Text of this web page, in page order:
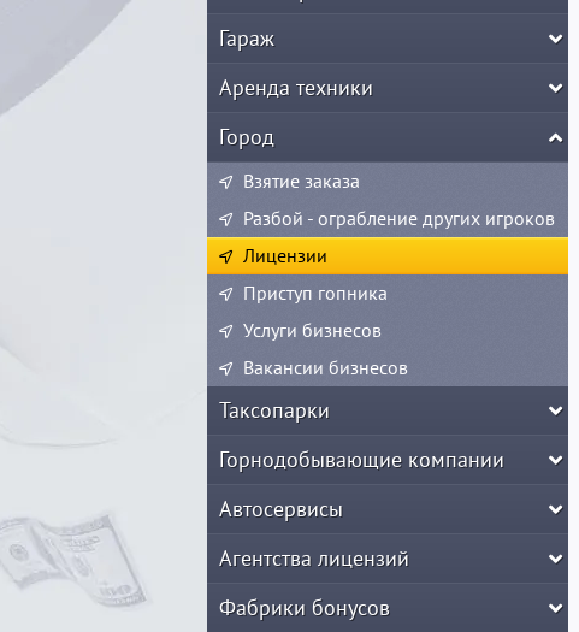
Гараж
Аренда техники
Город
Взятие заказа
Разбой - ограбление других игроков
Лицензии
Приступ гопника
Услуги бизнесов
Вакансии бизнесов
Таксопарки
Горнодобывающие компании
Автосервисы
Агентства лицензий
Фабрики бонусов